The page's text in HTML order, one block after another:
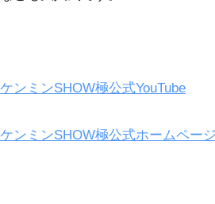
ンミンSHOW極公式YouTube
ンミンSHOW極公式ホームページ